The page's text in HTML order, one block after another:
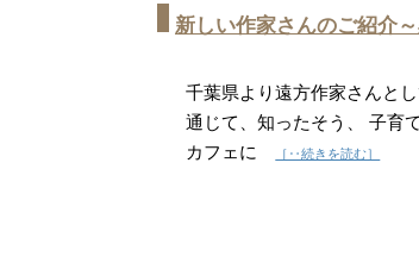
新しい作家さんのご紹介
千葉県より遠方作家さんと
通じて、知ったそう、 子育
カフェに
［‥続きを読む］